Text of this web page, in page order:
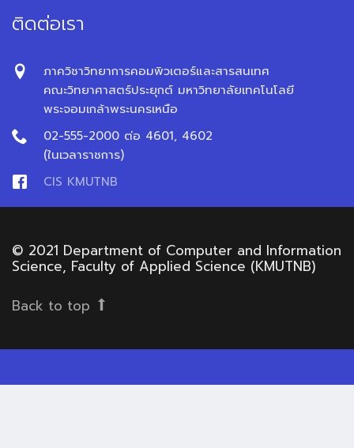
ติดต่อเรา
ภาควิชาวิทยาการคอมพิวเตอร์และสารสนเทศ
คณะวิทยาศาสตร์ประยุกต์ มหาวิทยาลัยเทคโนโลยี
พระจอมเกล้าพระนครเหนือ
02-555-2000 ต่อ 4601, 4602
(ในเวลาราชการ)
CIS KMUTNB
© 2021 Department of Computer and Information
Science, Faculty of Applied Science (KMUTNB)
Back to top